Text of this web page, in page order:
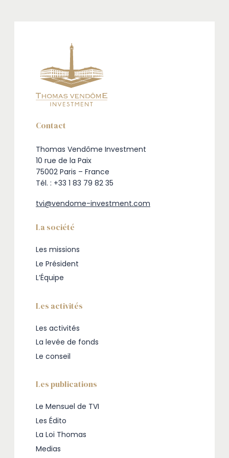
Contact
Thomas Vendôme Investment
10 rue de la Paix
75002 Paris – France
Tél. : +33 1 83 79 82 35
tvi@vendome-investment.com
La société
Les missions
Le Président
L’Équipe
Les activités
Les activités
La levée de fonds
Le conseil
Les publications
Le Mensuel de TVI
Les Édito
La Loi Thomas
Medias